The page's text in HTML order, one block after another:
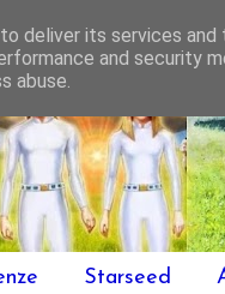
Starseed
deliver its services
and security
abuse.